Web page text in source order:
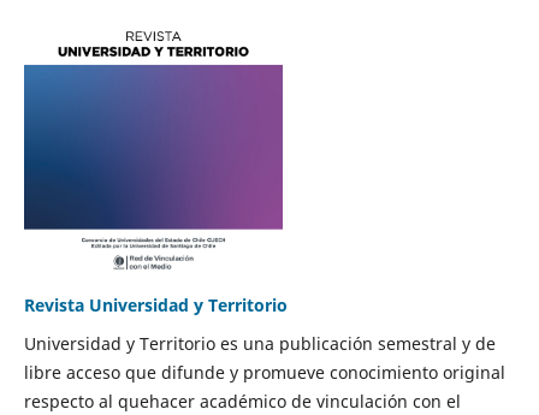
Revista Universidad y Territorio
Universidad y Territorio es una publicación semestral y de
libre acceso que difunde y promueve conocimiento original
respecto al quehacer académico de vinculación con el